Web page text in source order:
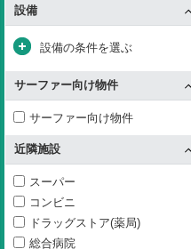
設備
設備の条件を選ぶ
サーファー向け物件
サーファー向け物件
近隣施設
スーパー
コンビニ
ドラッグストア(薬局)
総合病院